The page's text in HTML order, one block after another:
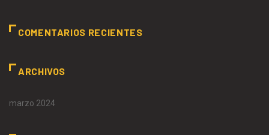
COMENTARIOS RECIENTES
ARCHIVOS
marzo 2024